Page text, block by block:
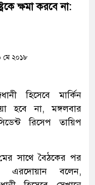
ক্ষমা করবে না:
মে ২০১৮
হিসেবে মার্কিন
হবে না, মঙ্গলবার
রিসেপ তায়িপ
মের সাথে বৈঠকের পর
এরদোয়ান বলেন,